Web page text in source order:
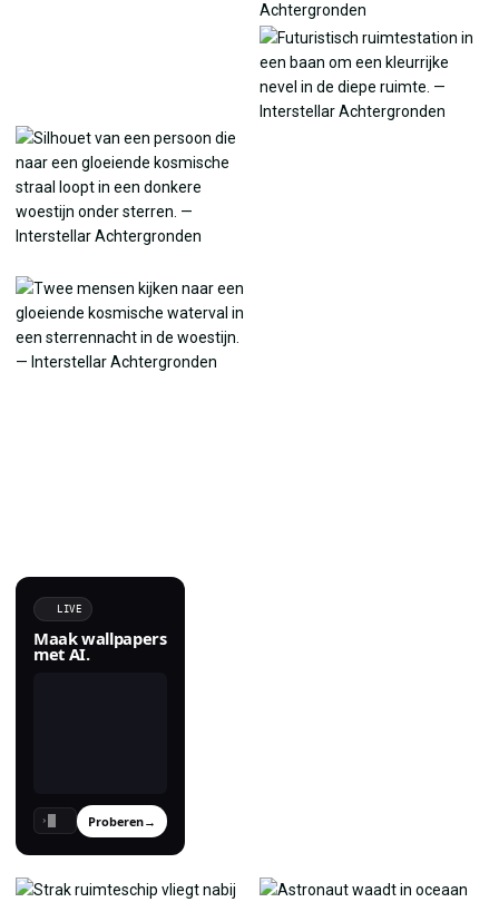
LIVE
Maak wallpapers
met AI.
› Proberen→